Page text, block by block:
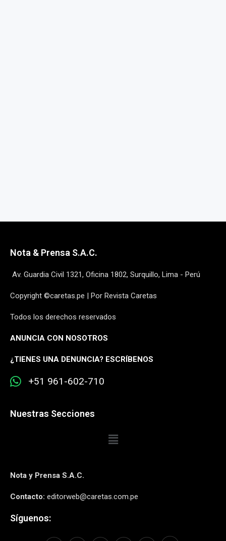
Nota & Prensa S.A.C.
Av. Guardia Civil 1321, Oficina 1802, Surquillo, Lima - Perú
Copyright ©caretas.pe | Por Revista Caretas
Todos los derechos reservados
ANUNCIA CON NOSOTROS
¿TIENES UNA DENUNCIA? ESCRÍBENOS
+51 961-602-710
Nuestras Secciones
Nota y Prensa S.A.C.
Contacto: editorweb@caretas.com.pe
Síguenos: